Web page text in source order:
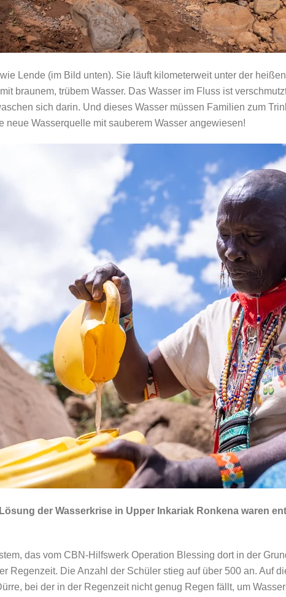
Lende (im Bild unten). Sie läuft kilometerweit unter der
braunem, trübem Wasser. Das Wasser im Fluss ist
sich darin. Und dieses Wasser müssen Familien zum
neue Wasserquelle mit sauberem Wasser angewiesen!
der Wasserkrise in Upper Inkariak Ronkena waren
das vom CBN-Hilfswerk Operation Blessing dort in der
Regenzeit. Die Anzahl der Schüler stieg auf über 500 an. Auf
bei der in der Regenzeit nicht genug Regen fällt, um